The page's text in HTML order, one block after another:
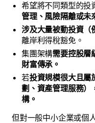
希望將不同類型的投
管理、風險隔離或未
涉及大量被動投資（
離岸利得稅豁免。
集團架構需要控股層
財富傳承。
若投資規模很大且屬
劃、資產管理服務）
構。
但對一般中小企業或個